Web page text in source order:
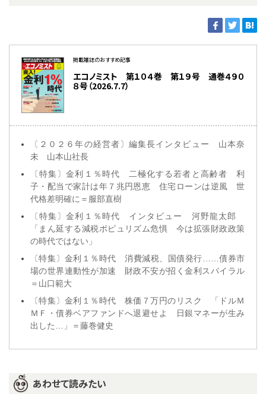
掲載雑誌のおすすめ記事
エコノミスト 第１０４巻 第１９号 通巻４９０
８号（2026.7.7）
〔２０２６年の経営者〕編集長インタビュー 山本奈
未 山本山社長
〔特集〕金利１％時代 二極化する若者と高齢者 利
子・配当で家計は年７兆円恩恵 住宅ローンは逆風 世
代格差明確に＝服部直樹
〔特集〕金利１％時代 インタビュー 河野龍太郎
「まん延する減税ポピュリズム危惧 今は拡張財政政策
の時代ではない」
〔特集〕金利１％時代 消費減税、国債発行……債券市
場の世界連動性が加速 財政不安が招く金利スパイラル
＝山口範大
〔特集〕金利１％時代 株価７万円のリスク 「ドルＭ
ＭＦ・債券ベアファンドへ退避せよ 日銀マネーが生み
出した…」＝藤巻健史
あわせて読みたい